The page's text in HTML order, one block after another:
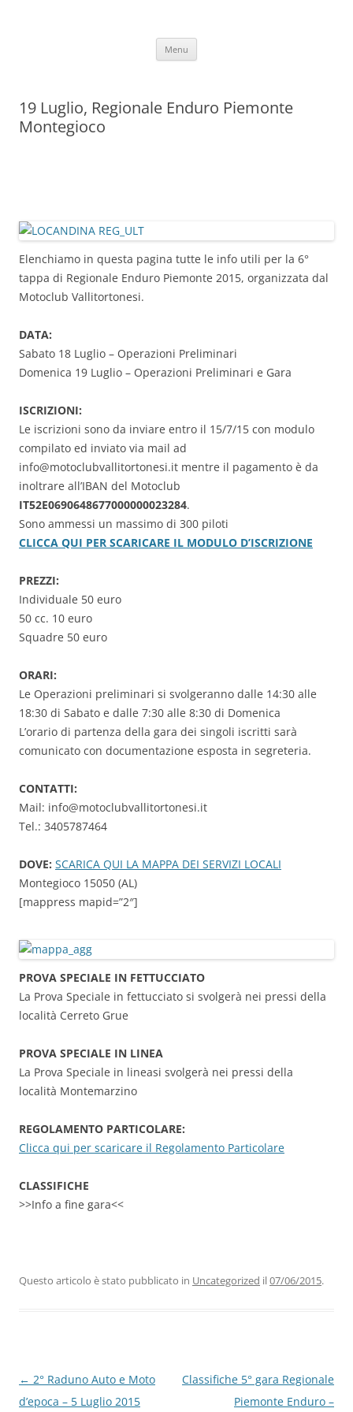
Menu
19 Luglio, Regionale Enduro Piemonte
Montegioco
Elenchiamo in questa pagina tutte le info utili per la 6°
tappa di Regionale Enduro Piemonte 2015, organizzata dal
Motoclub Vallitortonesi.
DATA:
Sabato 18 Luglio – Operazioni Preliminari
Domenica 19 Luglio – Operazioni Preliminari e Gara
ISCRIZIONI:
Le iscrizioni sono da inviare entro il 15/7/15 con modulo
compilato ed inviato via mail ad
info@motoclubvallitortonesi.it mentre il pagamento è da
inoltrare all’IBAN del Motoclub
IT52E0690648677000000023284.
Sono ammessi un massimo di 300 piloti
CLICCA QUI PER SCARICARE IL MODULO D’ISCRIZIONE
PREZZI:
Individuale 50 euro
50 cc. 10 euro
Squadre 50 euro
ORARI:
Le Operazioni preliminari si svolgeranno dalle 14:30 alle
18:30 di Sabato e dalle 7:30 alle 8:30 di Domenica
L’orario di partenza della gara dei singoli iscritti sarà
comunicato con documentazione esposta in segreteria.
CONTATTI:
Mail: info@motoclubvallitortonesi.it
Tel.: 3405787464
DOVE: SCARICA QUI LA MAPPA DEI SERVIZI LOCALI
Montegioco 15050 (AL)
[mappress mapid=”2″]
PROVA SPECIALE IN FETTUCCIATO
La Prova Speciale in fettucciato si svolgerà nei pressi della
località Cerreto Grue
PROVA SPECIALE IN LINEA
La Prova Speciale in lineasi svolgerà nei pressi della
località Montemarzino
REGOLAMENTO PARTICOLARE:
Clicca qui per scaricare il Regolamento Particolare
CLASSIFICHE
>>Info a fine gara<<
Questo articolo è stato pubblicato in Uncategorized il07/06/2015.
Navigazione
articolo
← 2° Raduno Auto e Moto
d’epoca – 5 Luglio 2015
Classifiche 5° gara Regionale
Piemonte Enduro –